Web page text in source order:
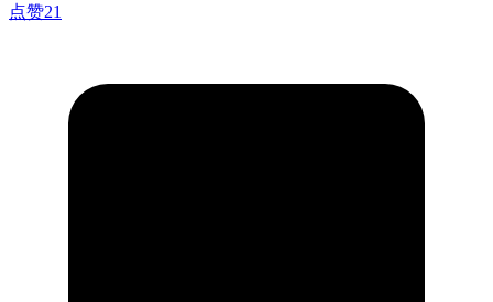
点赞21